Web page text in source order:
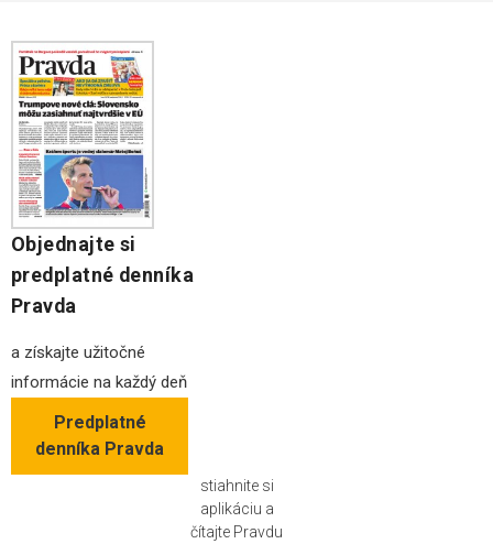
Objednajte si
predplatné denníka
Pravda
a získajte užitočné
informácie na každý deň
Predplatné
denníka Pravda
stiahnite si
aplikáciu a
čítajte Pravdu